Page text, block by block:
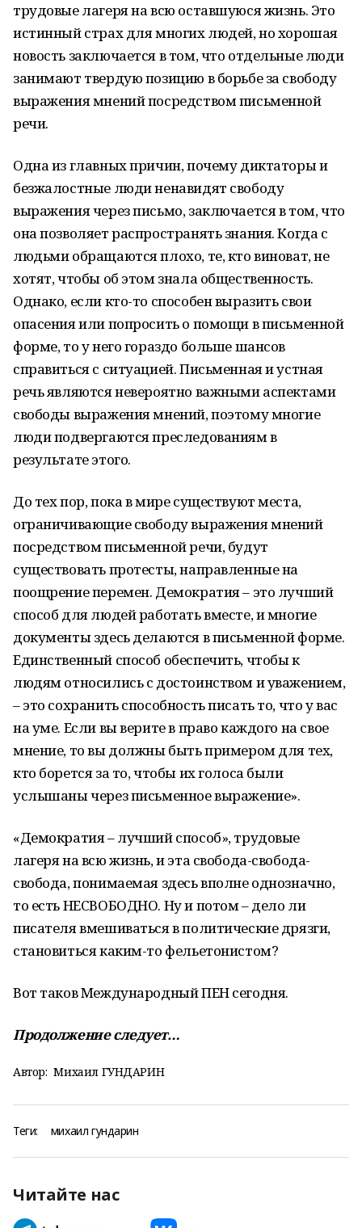
трудовые лагеря на всю оставшуюся жизнь. Это
истинный страх для многих людей, но хорошая
новость заключается в том, что отдельные люди
занимают твердую позицию в борьбе за свободу
выражения мнений посредством письменной
речи.
Одна из главных причин, почему диктаторы и
безжалостные люди ненавидят свободу
выражения через письмо, заключается в том, что
она позволяет распространять знания. Когда с
людьми обращаются плохо, те, кто виноват, не
хотят, чтобы об этом знала общественность.
Однако, если кто-то способен выразить свои
опасения или попросить о помощи в письменной
форме, то у него гораздо больше шансов
справиться с ситуацией. Письменная и устная
речь являются невероятно важными аспектами
свободы выражения мнений, поэтому многие
люди подвергаются преследованиям в
результате этого.
До тех пор, пока в мире существуют места,
ограничивающие свободу выражения мнений
посредством письменной речи, будут
существовать протесты, направленные на
поощрение перемен. Демократия – это лучший
способ для людей работать вместе, и многие
документы здесь делаются в письменной форме.
Единственный способ обеспечить, чтобы к
людям относились с достоинством и уважением,
– это сохранить способность писать то, что у вас
на уме. Если вы верите в право каждого на свое
мнение, то вы должны быть примером для тех,
кто борется за то, чтобы их голоса были
услышаны через письменное выражение».
«Демократия – лучший способ», трудовые
лагеря на всю жизнь, и эта свобода-свобода-
свобода, понимаемая здесь вполне однозначно,
то есть НЕСВОБОДНО. Ну и потом – дело ли
писателя вмешиваться в политические дрязги,
становиться каким-то фельетонистом?
Вот таков Международный ПЕН сегодня.
Продолжение следует…
Автор: Михаил ГУНДАРИН
Теги: михаил гундарин
Читайте нас